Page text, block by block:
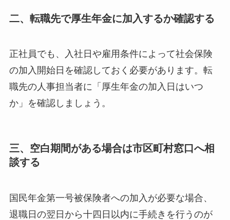
二、転職先で厚生年金に加入するか確認する
正社員でも、入社日や雇用条件によって社会保険
の加入開始日を確認しておく必要があります。転
職先の人事担当者に「厚生年金の加入日はいつ
か」を確認しましょう。
三、空白期間がある場合は市区町村窓口へ相
談する
国民年金第一号被保険者への加入が必要な場合、
退職日の翌日から十四日以内に手続きを行うのが